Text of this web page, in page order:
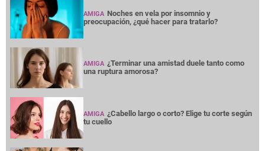
AMIGA Noches en vela por insomnio y
preocupación, ¿qué hacer para tratarlo?
AMIGA ¿Terminar una amistad duele tanto como
una ruptura amorosa?
AMIGA ¿Cabello largo o corto? Elige tu corte según
tu cuello